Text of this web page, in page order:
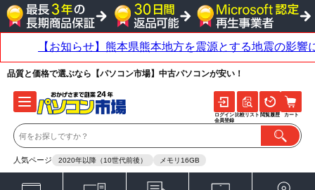
品質と価格で選ぶなら【パソコン市場】中古パソコンが安い！
人気ページ 2020年以降（10世代前後） メモリ16GB
ログイン
会員登録
比較リスト 閲覧履歴 カート